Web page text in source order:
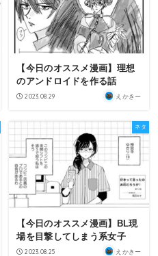
【今日のオススメ漫画】理想
のアンドロイドを作る話
2023.08.29 えかきー
ネタ
【今日のオススメ漫画】BL現
場を目撃してしまう系女子
2023.08.25 えかきー